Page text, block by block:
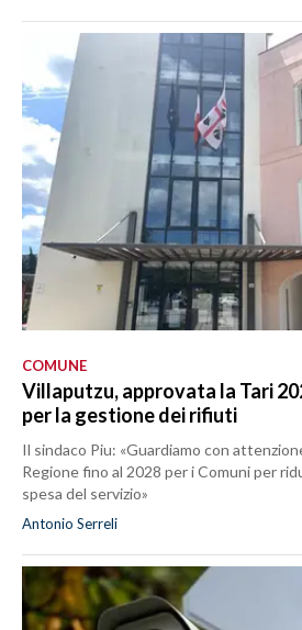
COMUNE
Villaputzu, approvata la Tari
per la gestione dei rifiuti
Il sindaco Piu: «Guardiamo con
Regione fino al 2028 per i Comuni per
spesa del servizio»
Antonio Serreli